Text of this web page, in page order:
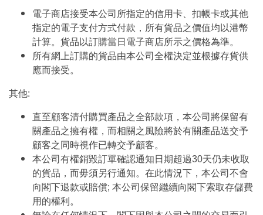
電子商店接受本公司所指定的信用卡、扣帳卡或其他
指定的電子支付方式付款，所有貨品之價值均以港幣
計算。貨品以訂購當日電子商店所示之價格為準。
所有網上訂購的貨品由本公司全權決定並根據存貨供
應而接受。
其他:
直至顧客清付購買產品之全部款項，本公司將保留有
關產品之擁有權，而相關之風險將於有關產品送交予
顧客之同時視作已轉交予顧客。
本公司有權銷毀訂單確認通知日期超過30天仍未收取
的貨品，而毋須另行通知。在此情況下，本公司不會
向閣下退款或賠償; 本公司保留繼續向閣下索取存儲費
用的權利。